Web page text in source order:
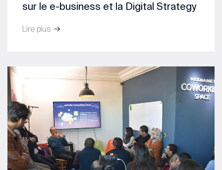
sur le e-business et la Digital Strategy
Lire plus